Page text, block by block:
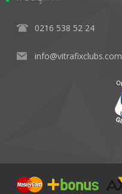
0216 538 52 24
info@vitrafixclubs.com